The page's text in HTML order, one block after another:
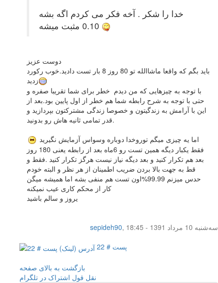
خدا را شکر . آخه فکر می کردم اگه بشه
دوست عزیز
باید بگم که واقعا ماشاالله تو 80 روز 8 بار تست دادید.خوب رکورد
زدید
با توجه به چیزهایی که من دیدم خطر برای شما تقریبا صفره و
حتی با توجه به شرح رابطه شما هم خطر از اول پایین بود.بعد از
این با آرامش به زندگیتون و خصوصا زندگی مشترکتون بپردازید و
قدر تمامی ثانیه هاش رو بدونید.
اما یه چیزی میگم توروخدا دوباره وسواس آزمایش نگیرید
فقط یکبار دیگه همین تست رو 6ماه بعد از رابطه یعنی 180 روز
بعد هم تکرار کنید و بعد دیگه نیاز نیست هرگز تکرار کنید .فقط و
قط به جهت بالا بردن ضریب اطمینان از هر نظر و البته خودم
حدس میزنم 99.99%اون تست هم منفی بشه اما همیشه میگن
کار از محکم کاری عیب نمیکنه
یروز و سالم باشید
sepideh90,
سه‌شنبه 10 مرداد 1391 - 18:45
پست # 22
بازگشت به بالای صفحه
نقل قول اشتراک در تلگرام